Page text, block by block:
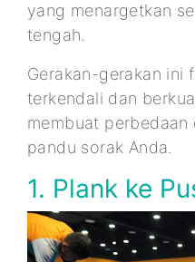
yang menargetkan
tengah.
Gerakan-gerakan ini
terkendali dan
membuat perbedaan
pandu sorak Anda.
1. Plank ke